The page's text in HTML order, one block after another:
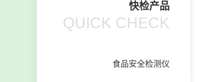
快检产品
QUICK CHECK
食品安全检测仪